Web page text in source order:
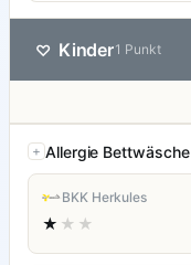
♡ Kinder1 Punkt
Allergie Bettwäsche
BKK Herkules
★ ★★